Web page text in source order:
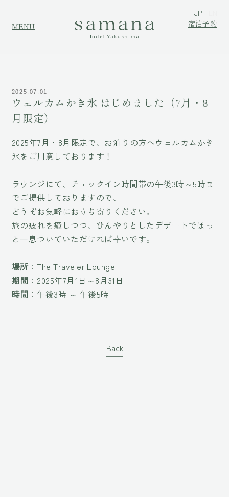
MENU
JP
宿泊予約
2025.07.01
ウェルカムかき氷 はじめました（7月・8
月限定）
2025年7月・8月限定で、お泊りの方へウェルカムかき
氷をご用意しております！
ラウンジにて、チェックイン時間帯の午後3時～5時ま
でご提供しておりますので、
どうぞお気軽にお立ち寄りください。
旅の疲れを癒しつつ、ひんやりとしたデザートでほっ
と一息ついていただければ幸いです。
場所：The Traveler Lounge
期間 ：2025年7月1日～8月31日
時間 ：午後3時 ～ 午後5時
Back